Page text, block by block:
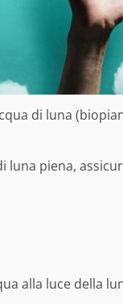
di luna
luna piena,
alla luce della